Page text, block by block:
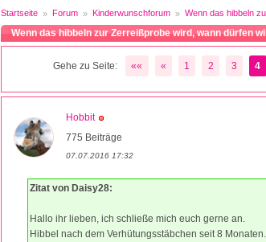
Startseite Forum Kinderwunschforum Wenn das hibbeln
Wenn das hibbeln zur Zerreißprobe wird, wann dürfen
Gehe zu Seite: «« « 1 2 3 4
Hobbit
775 Beiträge
07.07.2016 17:32
Zitat von Daisy28:
Hallo ihr lieben, ich schließe mich euch gerne an.
Hibbel nach dem Verhütungsstäbchen seit 8 Monaten.